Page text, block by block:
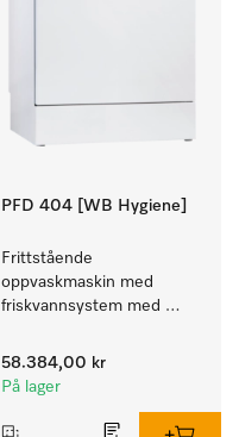
PFD 404 [WB Hygiene]
Frittstående
oppvaskmaskin med
friskvannsystem med
barnehager og alle som
stiller høye hygienekrav.
58.384,00 kr
På lager